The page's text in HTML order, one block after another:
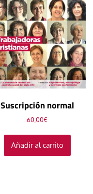
Suscripción normal
60,00€
Añadir al carrito